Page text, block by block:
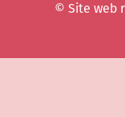
© Site web